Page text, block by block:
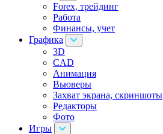
Forex, трейдинг
Работа
Финансы, учет
Графика
3D
CAD
Анимация
Вьюверы
Захват экрана, скриншоты
Редакторы
Фото
Игры